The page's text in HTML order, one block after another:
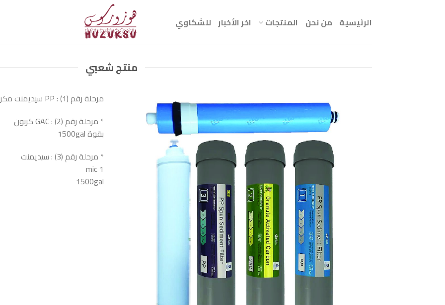
الرئيسية من نحن المنتجات اخر الأخبار للشكاوي
منتج شعبي
مرحلة رقم (1) : PP سيديمنت مكروني (1) mic
* مرحلة رقم (2) : GAC كربون
بقوة 1500gal
* مرحلة رقم (3) : سيديمنت
1 mic
1500gal